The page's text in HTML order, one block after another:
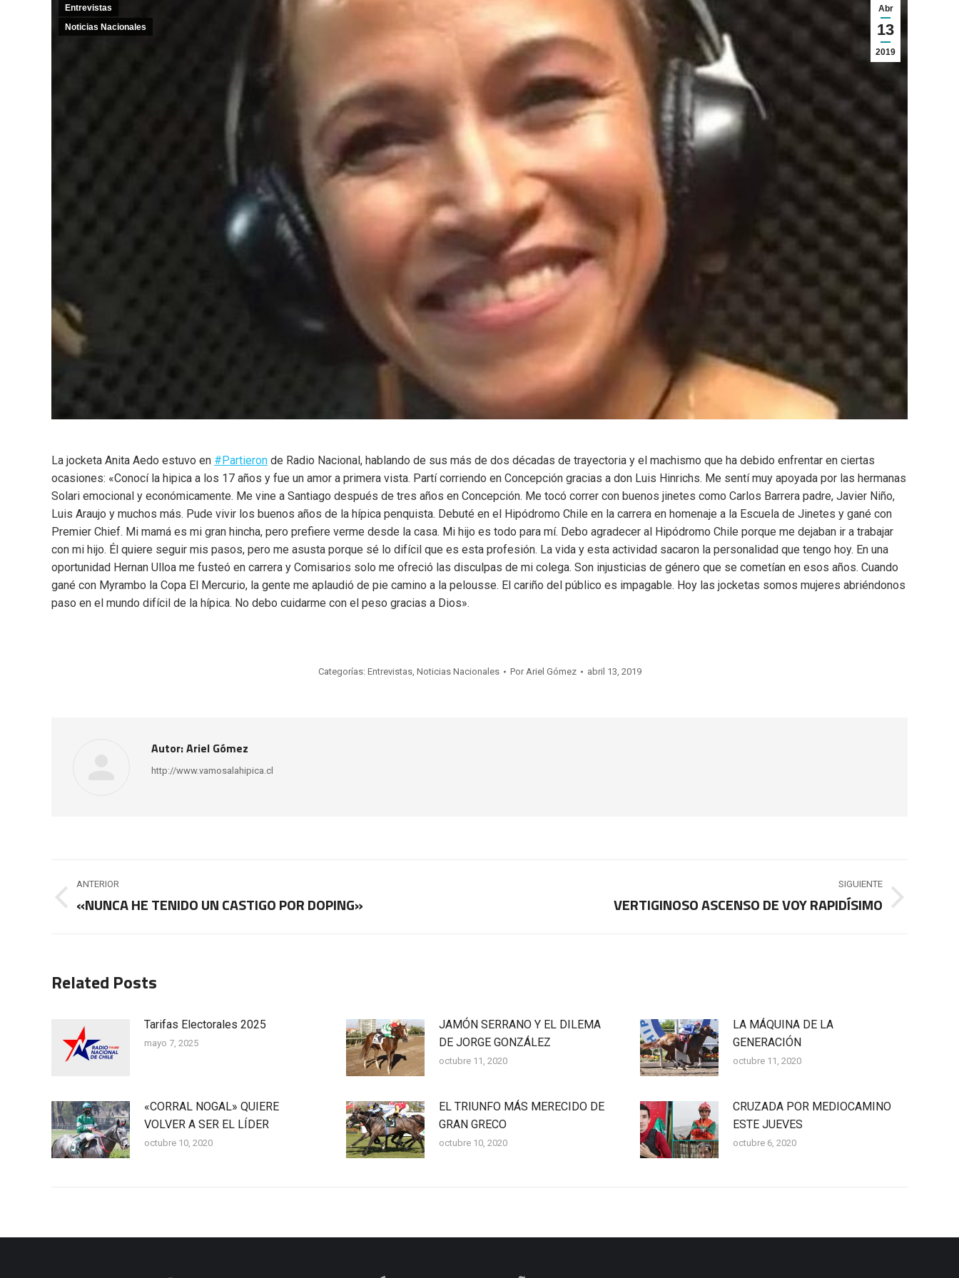
Abr
13
2019
Entrevistas
Noticias Nacionales
La jocketa Anita Aedo estuvo en #Partieron de Radio Nacional, hablando de sus más de dos décadas de trayectoria y el machismo que ha debido enfrentar en ciertas
ocasiones: «Conocí la hipica a los 17 años y fue un amor a primera vista. Partí corriendo en Concepción gracias a don Luis Hinrichs. Me sentí muy apoyada por las hermanas
Solari emocional y económicamente. Me vine a Santiago después de tres años en Concepción. Me tocó correr con buenos jinetes como Carlos Barrera padre, Javier Niño,
Luis Araujo y muchos más. Pude vivir los buenos años de la hípica penquista. Debuté en el Hipódromo Chile en la carrera en homenaje a la Escuela de Jinetes y gané con
Premier Chief. Mi mamá es mi gran hincha, pero prefiere verme desde la casa. Mi hijo es todo para mí. Debo agradecer al Hipódromo Chile porque me dejaban ir a trabajar
con mi hijo. Él quiere seguir mis pasos, pero me asusta porque sé lo difícil que es esta profesión. La vida y esta actividad sacaron la personalidad que tengo hoy. En una
oportunidad Hernan Ulloa me fusteó en carrera y Comisarios solo me ofreció las disculpas de mi colega. Son injusticias de género que se cometían en esos años. Cuando
gané con Myrambo la Copa El Mercurio, la gente me aplaudió de pie camino a la pelousse. El cariño del público es impagable. Hoy las jocketas somos mujeres abriéndonos
paso en el mundo difícil de la hípica. No debo cuidarme con el peso gracias a Dios».
Categorías: Entrevistas, Noticias Nacionales PorAriel Gómez abril 13, 2019
Autor:Ariel Gómez
http://www.vamosalahipica.cl
Navegación
entre
ANTERIOR
Publicación
«NUNCA HE TENIDO UN CASTIGO POR DOPING»
SIGUIENTE
VERTIGINOSO ASCENSO DE VOY RAPIDÍSIMO
Related Posts
Tarifas Electorales 2025
mayo 7, 2025
JAMÓN SERRANO Y EL DILEMA
DE JORGE GONZÁLEZ
octubre 11, 2020
LA MÁQUINA DE LA
GENERACIÓN
octubre 11, 2020
«CORRAL NOGAL» QUIERE
VOLVER A SER EL LÍDER
octubre 10, 2020
EL TRIUNFO MÁS MERECIDO DE
GRAN GRECO
octubre 10, 2020
CRUZADA POR MEDIOCAMINO
ESTE JUEVES
octubre 6, 2020